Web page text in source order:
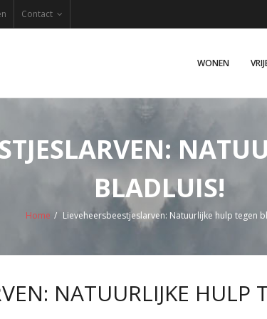
Contact
WONEN
BLADLUIS!
Home / Lieveheersbeestjeslarven: Natuurlijke hulp tegen
NATUURLIJKE HULP